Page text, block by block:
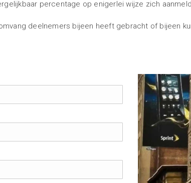
percentage op enigerlei wijze zich
deelnemers bijeen heeft gebracht of bijeen